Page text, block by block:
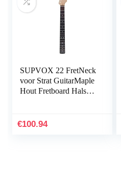
SUPVOX 22 FretNeck
voor Strat GuitarMaple
Hout Fretboard Hals
€100.94